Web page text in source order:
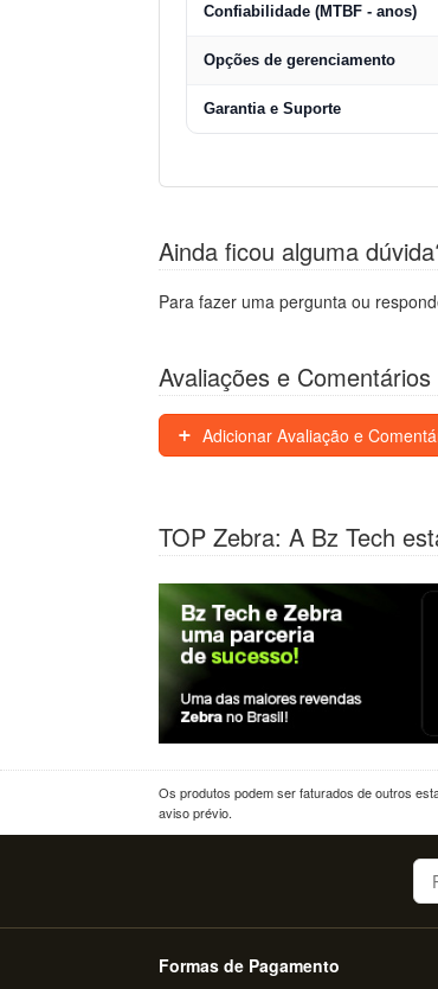
Confiabilidade (MTBF - anos)
Opções de gerenciamento
Garantia e Suporte
Ainda ficou alguma
Para fazer uma pergunta ou
Avaliações e Comentários
Adicionar Avaliação e
TOP Zebra: A Bz Tech
Os produtos podem ser faturados de outros
aviso prévio.
Formas de Pagamento